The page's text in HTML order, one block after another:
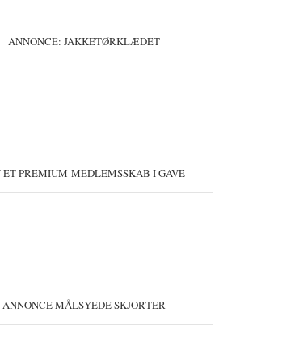
ANNONCE: JAKKETØRKLÆDET
ET PREMIUM-MEDLEMSSKAB I GAVE
ANNONCE MÅLSYEDE SKJORTER